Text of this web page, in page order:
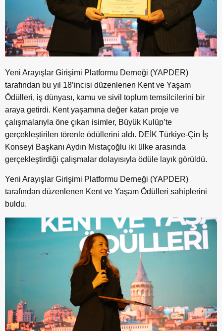
Yeni Arayışlar Girişimi Platformu Derneği (YAPDER)
tarafından bu yıl 18’incisi düzenlenen Kent ve Yaşam
Ödülleri, iş dünyası, kamu ve sivil toplum temsilcilerini bir
araya getirdi. Kent yaşamına değer katan proje ve
çalışmalarıyla öne çıkan isimler, Büyük Kulüp’te
gerçekleştirilen törenle ödüllerini aldı. DEİK Türkiye-Çin İş
Konseyi Başkanı Aydın Mıstaçoğlu iki ülke arasında
gerçekleştirdiği çalışmalar dolayısıyla ödüle layık görüldü.
Yeni Arayışlar Girişimi Platformu Derneği (YAPDER)
tarafından düzenlenen Kent ve Yaşam Ödülleri sahiplerini
buldu.